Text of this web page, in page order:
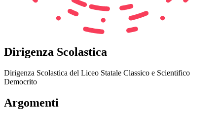
Dirigenza Scolastica
Dirigenza Scolastica del Liceo Statale Classico e Scientifico
Democrito
Argomenti